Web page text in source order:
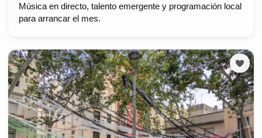
Música en directo, talento emergente y programación local
para arrancar el mes.